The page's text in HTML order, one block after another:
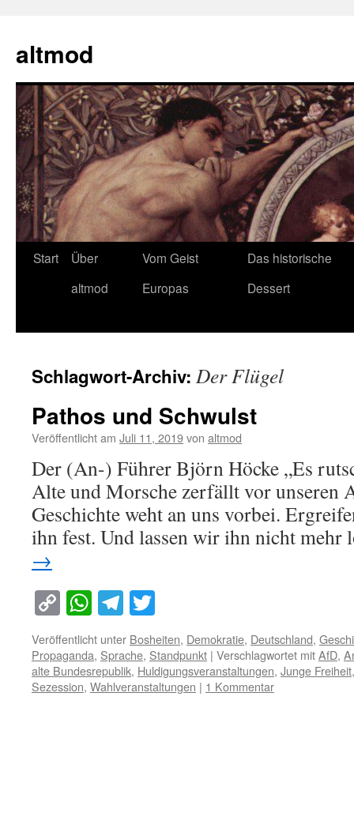
springen
altmod
Start
Über
altmod
Vom Geist
Europas
Das historische
Dessert
Schlagwort-Archiv: Der Flügel
Pathos und Schwulst
Veröffentlicht am Juli 11, 2019von altmod
Der (An-) Führer Björn Höcke „Es
Alte und Morsche zerfällt vor unseren
Geschichte weht an uns vorbei.
ihn fest. Und lassen wir ihn nicht
→
Copy
Link
WhatsApp
Telegram
Veröffentlicht unter Bosheiten, Demokratie, Deutschland,
Propaganda, Sprache, Standpunkt | Verschlagwortet mitAfD,
alte Bundesrepublik, Huldigungsveranstaltungen, Junge Freiheit
Sezession, Wahlveranstaltungen | 1 Kommentar